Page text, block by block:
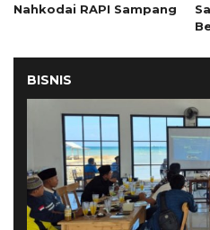
Nahkodai RAPI Sampang
BISNIS